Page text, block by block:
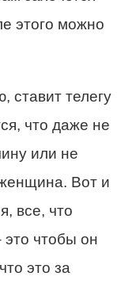
этого можно
ставит телегу
что даже не
или не
Вот и
все, что
чтобы он
это за